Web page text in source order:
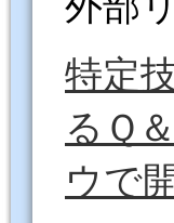
特定
るＱ
ウで